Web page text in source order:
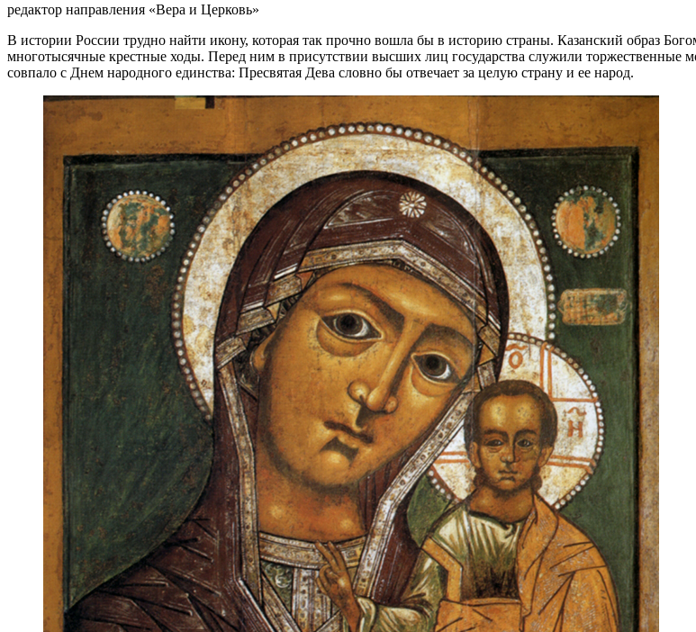
редактор направления «Вера и Церковь»
В истории России трудно найти икону, которая так прочно вошла бы в историю страны. Казанский образ
многотысячные крестные ходы. Перед ним в присутствии высших лиц государства служили торжественные
совпало с Днем народного единства: Пресвятая Дева словно бы отвечает за целую страну и ее народ.